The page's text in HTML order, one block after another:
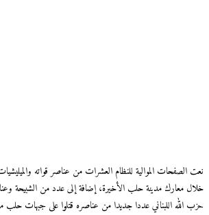
نعت الصفحات الموالية للنظام العشرات من عناصر قواته
خلال معارك مدينة حلب الأخيرة، إضافة إلى عدد من الشبيحة
حزب الله اللبناني عددا جديدا من عناصره قتلوا على جبهات حلب